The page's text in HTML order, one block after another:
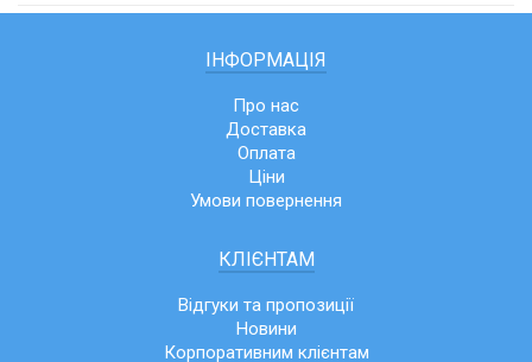
ІНФОРМАЦІЯ
Про нас
Доставка
Оплата
Ціни
Умови повернення
КЛІЄНТАМ
Відгуки та пропозиції
Новини
Корпоративним клієнтам